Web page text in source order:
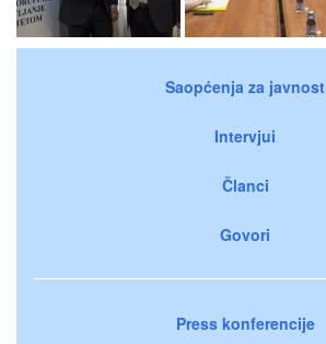
Saopćenja za javnost
Intervjui
Članci
Govori
Press konferencije